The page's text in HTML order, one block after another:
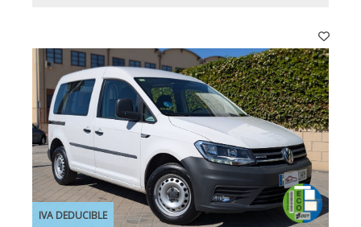
IVA DEDUCIBLE